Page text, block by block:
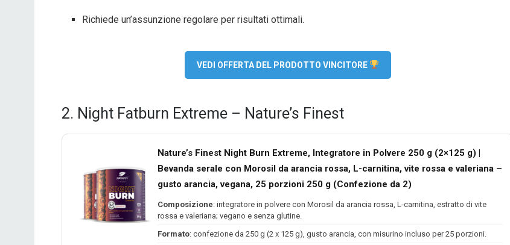
Richiede un’assunzione regolare per risultati ottimali.
VEDI OFFERTA DEL PRODOTTO VINCITORE
2. Night Fatburn Extreme – Nature’s Finest
Nature’s Finest Night Burn Extreme, Integratore in Polvere 250 g (2×125 g) |
Bevanda serale con Morosil da arancia rossa, L-carnitina, vite rossa e valeriana –
gusto arancia, vegana, 25 porzioni 250 g (Confezione da 2)
Composizione: integratore in polvere con Morosil da arancia rossa, L-carnitina, estratto di vite
rossa e valeriana; vegano e senza glutine.
Formato: confezione da 250 g (2 x 125 g), gusto arancia, con misurino incluso per 25 porzioni.